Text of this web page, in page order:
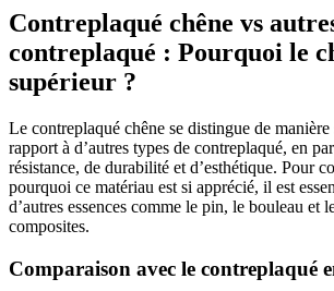
Contreplaqué chêne vs
contreplaqué : Pourquoi le
supérieur ?
Le contreplaqué chêne se distingue de
rapport à d’autres types de contreplaqué, en
résistance, de durabilité et d’esthétique. Pour
pourquoi ce matériau est si apprécié, il est
d’autres essences comme le pin, le bouleau et
composites.
Comparaison avec le contreplaqué